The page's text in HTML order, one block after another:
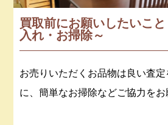
買取前にお願いしたいこ
入れ・お掃除～
お売りいただくお品物は良い査
に、簡単なお掃除などご協力をお